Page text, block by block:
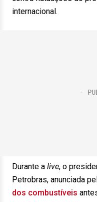
internacional.
Durante a live, o
Petrobras, anunciada
dos combustíveis